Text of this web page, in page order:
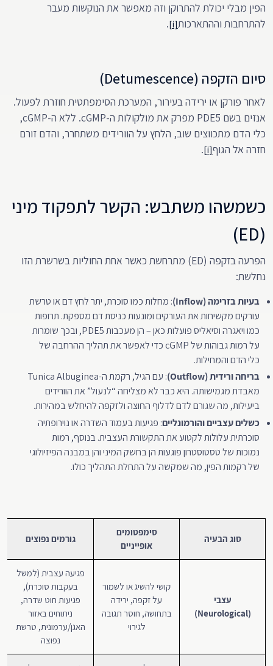
הפין מבלי יכולת להתרוקן וזה מאפשר את הנוקשות מעבר
להתרחבות וההתארכות[i]
.
סיום הזקפה (Detumescence)
לאחר פורקן או ירידה בעירור, המערכת הסימפתטית חוזרת לפעול.
אנזים בשם PDE5 מפרק את מולקולות ה-cGMP. ללא ה-cGMP,
כלי הדם מתכווצים שוב, הלחץ על הוורידים משתחרר, והדם זורם
חזרה אל הגוף[i]
.
כשמשהו משתבש: הקשר לתפקוד מיני
(ED)
הפרעה בזקפה (ED) מתרחשת כאשר אחת החוליות בשרשרת הזו
נחלשת:
בעיות בזרימה (Inflow)
: מחלות כמו סוכרת, יתר לחץ דם או טרשת
עורקים מקשיחות את העורקים ומונעות כניסת דם מספקת. תרופות
כמו ויאגרה וסיאליס פועלות כאן – הן מעכבות PDE5, ובכך שומרות
על רמות גבוהות של cGMP כדי לאפשר את תהליך ההרחבה של
כלי הדם והמחילות.
בריחה ורידית (Outflow)
: עם הגיל, רקמת ה-Tunica Albuginea
מאבדת מגמישותה. היא כבר לא מצליחה “לנעול” את הוורידים
ביעילות, מה שגורם לדם לדלוף החוצה ולזקפה להיחלש במהירות.
כשלים עצביים והורמונליים: פגיעות בעמוד השדרה או נוירופתיה
סוכרתית עלולות לקטוע את התקשורת העצבית. בנוסף, רמות
נמוכות של טסטוסטרון פוגעות הן בחשק המיני והן במבנה הפיזיולוגי
של רקמות הפין, מה שמקשה על התחלת התהליך כולו.
סוג הבעיה
סימפטומים
אופייניים
גורמים נפוצים
עצבי
(Neurological)
קושי להשיג או לשמור
על זקפה, ירידה
בתחושה, חוסר תגובה
לגירוי
פגיעה עצבית (למשל
בעקבות סוכרת),
פגיעות חוט שדרה,
ניתוחים באזור
האגן/ערמונית, טרשת
נפוצה